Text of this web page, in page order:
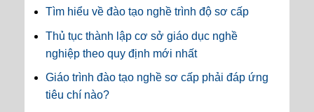
Tìm hiểu về đào tạo nghề trình độ sơ cấp
Thủ tục thành lập cơ sở giáo dục nghề
nghiệp theo quy định mới nhất
Giáo trình đào tạo nghề sơ cấp phải đáp ứng
tiêu chí nào?